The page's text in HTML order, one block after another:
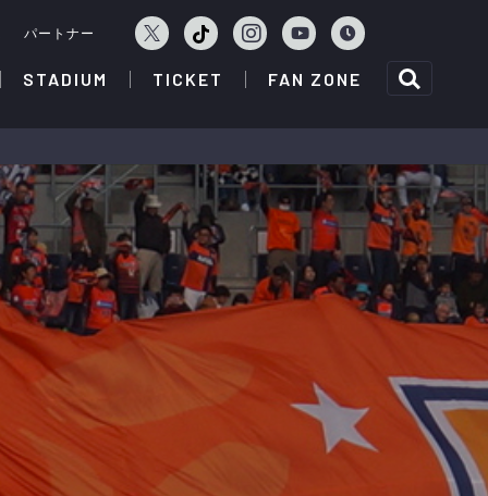
パートナー
STADIUM TICKET FAN ZONE